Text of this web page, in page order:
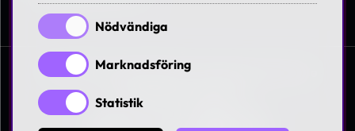
© 1997-2026 Askås I&R AB. All rights reserved. Se
våra
Nödvändiga
Marknadsföring
Statistik